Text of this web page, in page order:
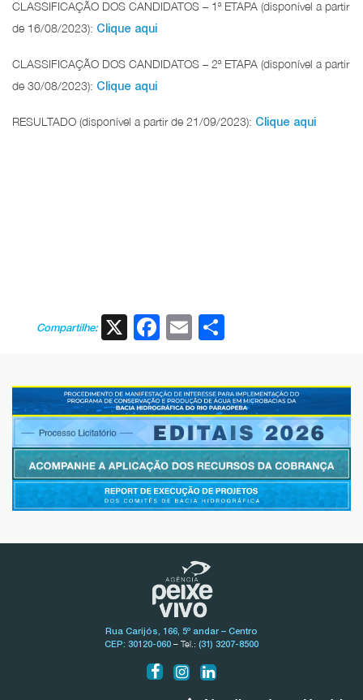
CLASSIFICAÇÃO DOS CANDIDATOS – 1ª ETAPA (disponível a partir
de 16/08/2023): Clique aqui
CLASSIFICAÇÃO DOS CANDIDATOS – 2ª ETAPA (disponível a partir
de 30/08/2023): Clique aqui
RESULTADO (disponível a partir de 21/09/2023): Clique aqui
Compartilhe: X Facebook
Email
Rua Carijós, 166, 5º andar – Centro
CEP: 30120-060 – Tel.: (31) 3207-8500